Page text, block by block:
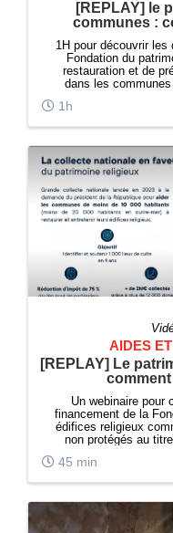
[REPLAY] le
communes :
1H pour découvrir
Fondation du
restauration et de
dans les
directeur général
présente le
1h
AIDES
[REPLAY] Le
Un webinaire pour
financement de la
édifices religieux
non protégés au
45 min